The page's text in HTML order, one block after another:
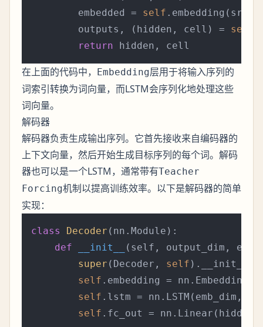
        embedded =
self .embedding(src)
        outputs, (hidden, cell) =
self
return
在上面的代码中， Embedding层用于将输入序列的
词索引转换为词向量，而LSTM会序列化地处理这些
词向量。
解码器
解码器负责生成输出序列。它首先接收来自编码器的
上下文向量，然后开始生成目标序列的每个词。解码
器也可以是一个LSTM，通常带有Teacher
Forcing机制以提高训练效率。以下是解码器的简单
实现：
class Decoder (nn.Module):
def
__init__ ( self, output_dim,
super (Decoder, self ).__init__()
self .embedding =
self .lstm = nn.LSTM(emb_dim,
self .fc_out =